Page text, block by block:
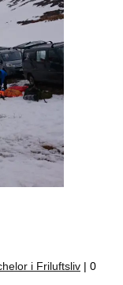
i Friluftsliv | 0